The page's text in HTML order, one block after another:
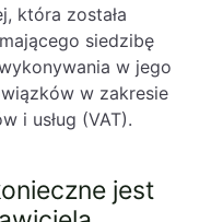
która została
siedzibę
w jego
w zakresie
i usług (VAT).
jest